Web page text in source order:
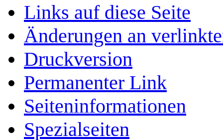
Links auf diese Seite
Änderungen an
Druckversion
Permanenter Link
Seiten­­informationen
Spezialseiten